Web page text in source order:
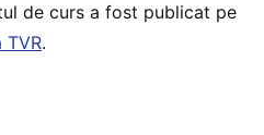
de curs a fost publicat pe
TVR.